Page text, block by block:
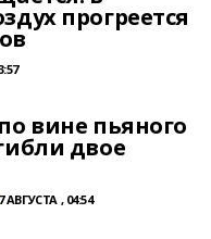
прогреется
вине пьяного
двое
7 АВГУСТА , 04:54